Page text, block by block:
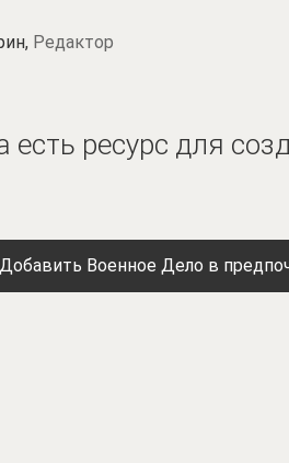
Редактор
есть ресурс для
Добавить Военное Дело в